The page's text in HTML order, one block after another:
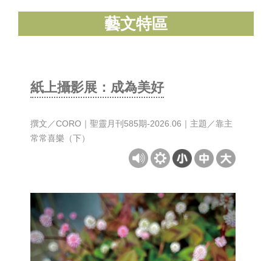
藝文特區
紙上攝影展：成為美好
撰文／CORO｜聖靈月刊585期-2026.06｜主題／靠主
常常喜樂（下）